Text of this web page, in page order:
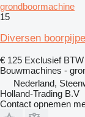
grondboormachine
15
Diversen
€ 125 Exclusief BTW
Bouwmachines -
Nederland,
Holland-Trading B.V
Contact opnemen